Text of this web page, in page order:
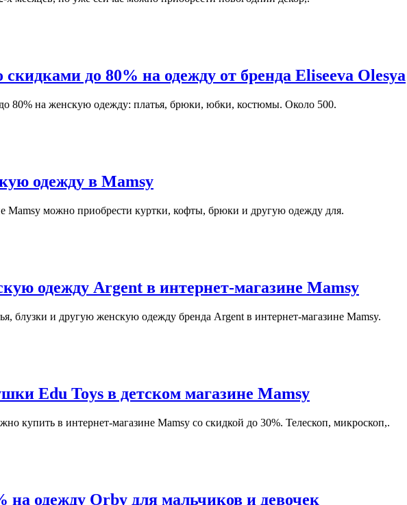
до 80% на одежду от бренда Eliseeva Olesya
80% на женскую одежду: платья, брюки, юбки, костюмы. Около 500.
одежду в Mamsy
Mamsy можно приобрести куртки, кофты, брюки и другую одежду для.
одежду Argent в интернет-магазине Mamsy
блузки и другую женскую одежду бренда Argent в интернет-магазине Mamsy.
Edu Toys в детском магазине Mamsy
купить в интернет-магазине Mamsy со скидкой до 30%. Телескоп, микроскоп,.
на одежду Orby для мальчиков и девочек